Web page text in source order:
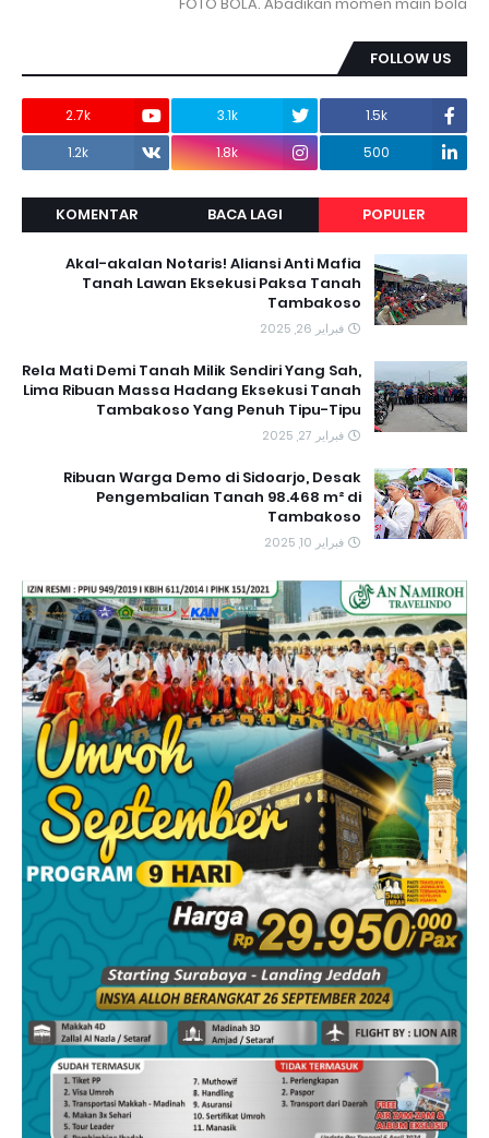
FOLLOW US
1.5k
3.1k
2.7k
500
1.8k
1.2k
POPULER
BACA LAGI
KOMENTAR
Akal-akalan Notaris! Aliansi Anti Mafia
Tanah Lawan Eksekusi Paksa Tanah
Tambakoso
فبراير 26, 2025
Rela Mati Demi Tanah Milik Sendiri Yang Sah,
Lima Ribuan Massa Hadang Eksekusi Tanah
Tambakoso Yang Penuh Tipu-Tipu
فبراير 27, 2025
Ribuan Warga Demo di Sidoarjo, Desak
Pengembalian Tanah 98.468 m² di
Tambakoso
فبراير 10, 2025